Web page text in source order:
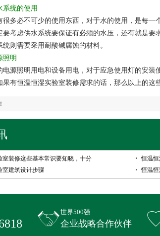
统的使用
必不可少的使用东西，对于水的使用，是每一
要考虑供水系统要保证有必须的水压，还有就是
统则需要采用耐酸碱腐蚀的材料。
明
照明用电和设备用电，对于应急使用灯的安装
恒温恒湿实验室装修需求的话，那么以上的这
室装修这些基本常识要知晓，十分
恒温
室建筑设计步骤
恒温
世界500强
企业战略合作伙伴